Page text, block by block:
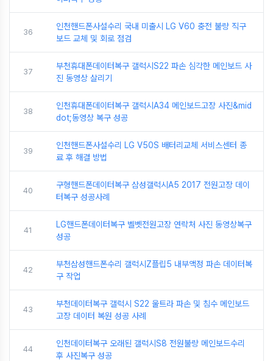
36
인천핸드폰사설수리 국내 미출시 LG V60 충전 불량 직구
보드 교체 및 회로 점검
37
부천휴대폰데이터복구 갤럭시S22 파손 심각한 메인보드 사
진 동영상 살리기
38
인천휴대폰데이터복구 갤럭시A34 메인보드고장 사진&mid
dot;동영상 복구 성공
39
인천핸드폰사설수리 LG V50S 배터리교체 서비스센터 종
료 후 해결 방법
40
구형핸드폰데이터복구 삼성갤럭시A5 2017 전원고장 데이
터복구 성공사례
41
LG핸드폰데이터복구 벨벳전원고장 연락처 사진 동영상복구
성공
42
부천삼성핸드폰수리 갤럭시Z플립5 내부액정 파손 데이터복
구 작업
43
부천데이터복구 갤럭시 S22 울트라 파손 및 침수 메인보드
고장 데이터 복원 성공 사례
44
인천데이터복구 오래된 갤럭시S8 전원불량 메인보드수리
후 사진복구 성공